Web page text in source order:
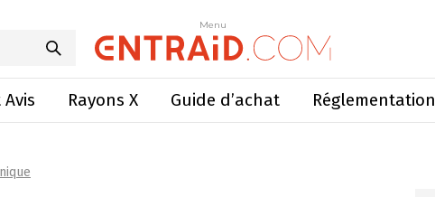
Menu
Avis Rayons X Guide d’achat Réglementation
Menu
sol pour éliminer le chiendent